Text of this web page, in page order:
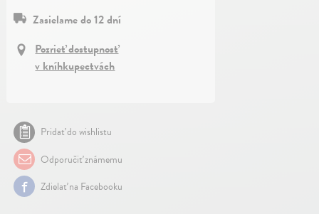
Zasielame do 12 dní
Pozrieť dostupnosť
v kníhkupectvách
Pridať do wishlistu
Odporučiť známemu
Zdielať na Facebooku